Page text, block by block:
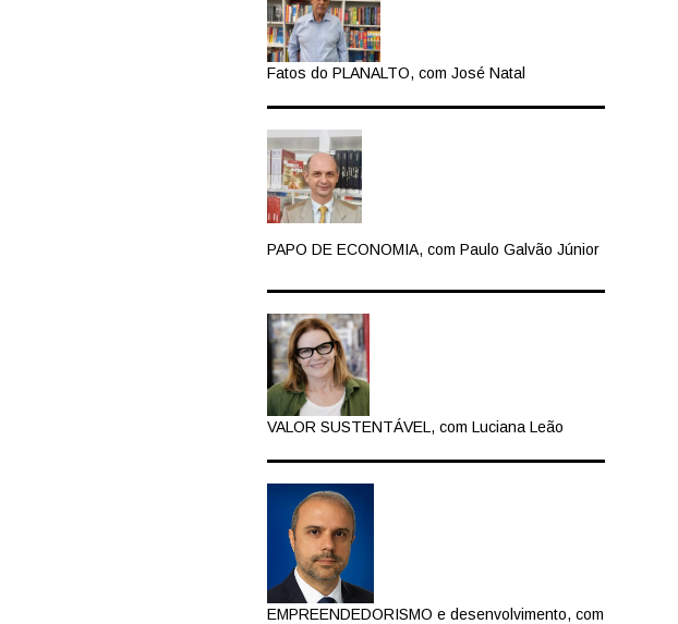
Fatos do PLANALTO, com José Natal
PAPO DE ECONOMIA, com Paulo Galvão Júnior
VALOR SUSTENTÁVEL, com Luciana Leão
EMPREENDEDORISMO e desenvolvimento, com